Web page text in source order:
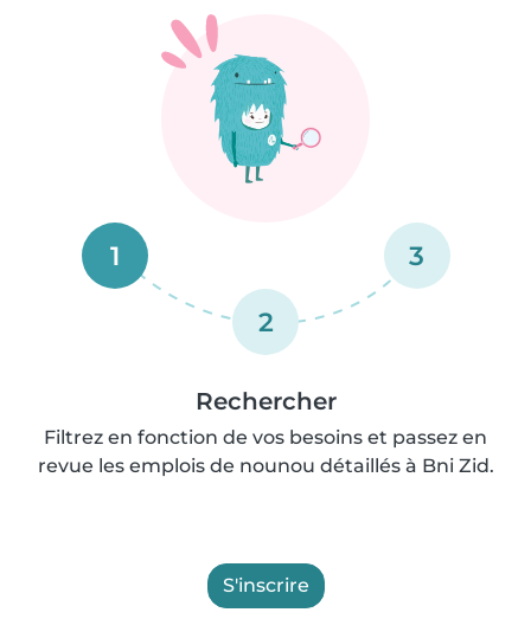
1
2
3
Rechercher
Filtrez en fonction de vos besoins et passez en
revue les emplois de nounou détaillés à Bni Zid.
S'inscrire